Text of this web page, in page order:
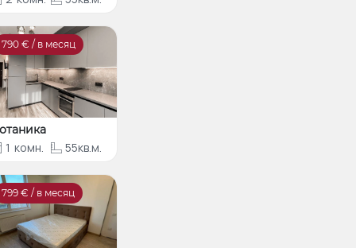
790 € / в месяц
1 комн. 55кв.м.
799 € / в месяц